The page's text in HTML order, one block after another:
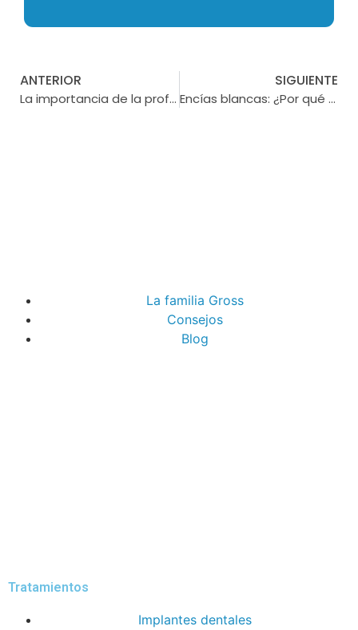
ANTERIOR
La importancia de la profilaxis dental: ¡Mantén tu sonrisa radiante y saludable!
SIGUIENTE
Encías blancas: ¿Por qué salen?
La familia Gross
Consejos
Blog
Tratamientos
Implantes dentales